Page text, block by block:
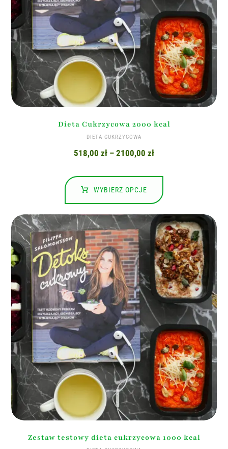
Dieta Cukrzycowa 2000 kcal
DIETA CUKRZYCOWA
518,00 zł – 2100,00 zł
WYBIERZ OPCJE
Zestaw testowy dieta cukrzycowa 1000 kcal